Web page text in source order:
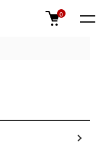
0